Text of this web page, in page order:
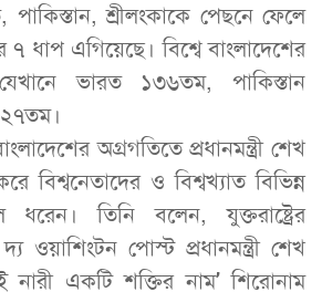
শ্রীলংকাকে পেছনে ফেলে
ধাপ এগিয়েছে। বিশ্বে বাংলাদেশের
ভারত ১৩৬তম, পাকিস্তান
অগ্রগতিতে প্রধানমন্ত্রী শেখ
বিশ্বনেতাদের ও বিশ্বখ্যাত বিভিন্ন
ধরেন। তিনি বলেন, যুক্তরাষ্ট্রের
ওয়াশিংটন পোস্ট প্রধানমন্ত্রী শেখ
নারী একটি শক্তির নাম’ শিরোনাম